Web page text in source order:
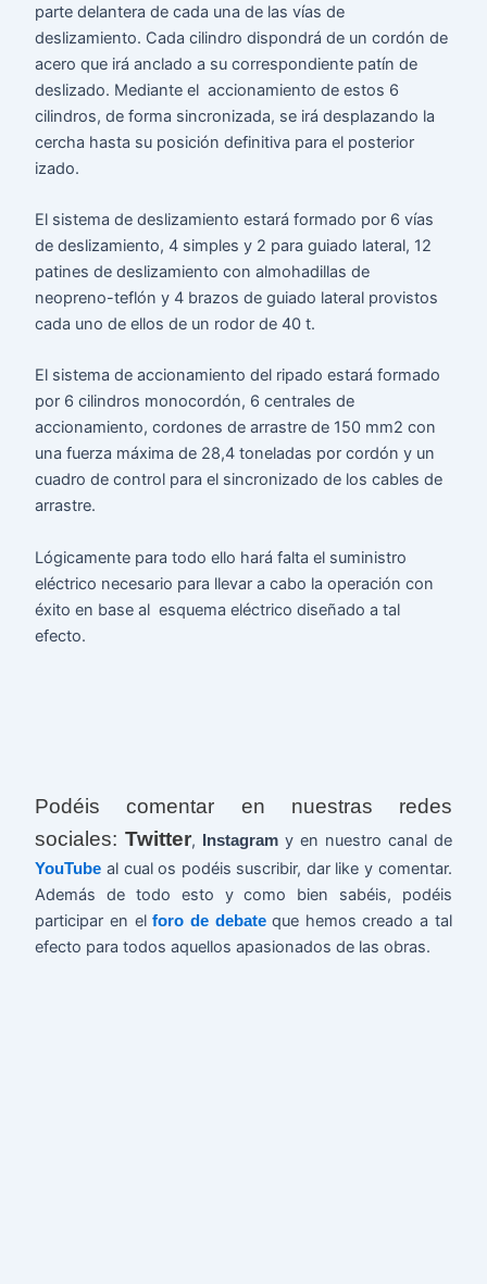
parte delantera de cada una de las vías de
deslizamiento. Cada cilindro dispondrá de un cordón de
acero que irá anclado a su correspondiente patín de
deslizado. Mediante el accionamiento de estos 6
cilindros, de forma sincronizada, se irá desplazando la
cercha hasta su posición definitiva para el posterior
izado.
El sistema de deslizamiento estará formado por 6 vías
de deslizamiento, 4 simples y 2 para guiado lateral, 12
patines de deslizamiento con almohadillas de
neopreno-teflón y 4 brazos de guiado lateral provistos
cada uno de ellos de un rodor de 40 t.
El sistema de accionamiento del ripado estará formado
por 6 cilindros monocordón, 6 centrales de
accionamiento, cordones de arrastre de 150 mm2 con
una fuerza máxima de 28,4 toneladas por cordón y un
cuadro de control para el sincronizado de los cables de
arrastre.
Lógicamente para todo ello hará falta el suministro
eléctrico necesario para llevar a cabo la operación con
éxito en base al esquema eléctrico diseñado a tal
efecto.
Podéis comentar en nuestras redes
sociales: Twitter, Instagram y en nuestro canal de
YouTube al cual os podéis suscribir, dar like y comentar.
Además de todo esto y como bien sabéis, podéis
participar en elforo de debateque hemos creado a tal
efecto para todos aquellos apasionados de las obras.